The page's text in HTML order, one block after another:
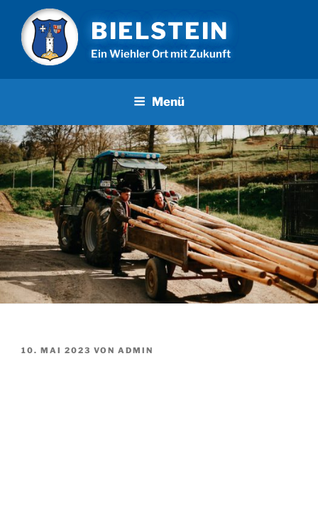
Inhalt
springen
BIELSTEIN
Ein Wiehler Ort mit Zukunft
Menü
VERÖFFENTLICHT
10. MAI 2023 VON ADMIN